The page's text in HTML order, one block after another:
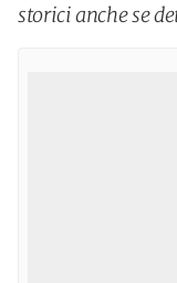
storici anche se